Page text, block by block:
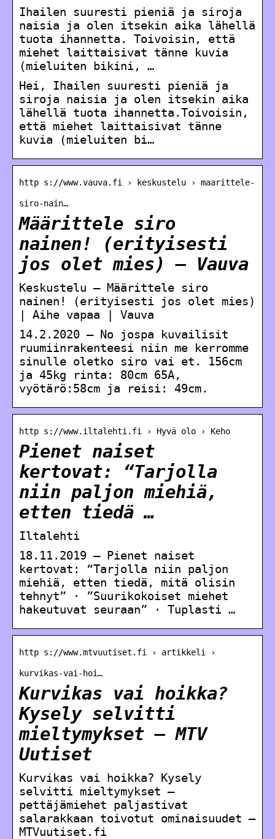
Ihailen suuresti pieniä ja siroja
naisia ja olen itsekin aika lähellä
tuota ihannetta. Toivoisin, että
miehet laittaisivat tänne kuvia
(mieluiten bikini, …
Hei, Ihailen suuresti pieniä ja
siroja naisia ja olen itsekin aika
lähellä tuota ihannetta.Toivoisin,
että miehet laittaisivat tänne
kuvia (mieluiten bi…
http s://www.vauva.fi › keskustelu › maarittele-
siro-nain…
Määrittele siro
nainen! (erityisesti
jos olet mies) – Vauva
Keskustelu – Määrittele siro
nainen! (erityisesti jos olet mies)
| Aihe vapaa | Vauva
14.2.2020 — No jospa kuvailisit
ruumiinrakenteesi niin me kerromme
sinulle oletko siro vai et. 156cm
ja 45kg rinta: 80cm 65A,
vyötärö:58cm ja reisi: 49cm.
http s://www.iltalehti.fi › Hyvä olo › Keho
Pienet naiset
kertovat: “Tarjolla
niin paljon miehiä,
etten tiedä …
Iltalehti
18.11.2019 — Pienet naiset
kertovat: “Tarjolla niin paljon
miehiä, etten tiedä, mitä olisin
tehnyt” · ”Suurikokoiset miehet
hakeutuvat seuraan” · Tuplasti …
http s://www.mtvuutiset.fi › artikkeli ›
kurvikas-vai-hoi…
Kurvikas vai hoikka?
Kysely selvitti
mieltymykset – MTV
Uutiset
Kurvikas vai hoikka? Kysely
selvitti mieltymykset –
pettäjämiehet paljastivat
salarakkaan toivotut ominaisuudet –
MTVuutiset.fi